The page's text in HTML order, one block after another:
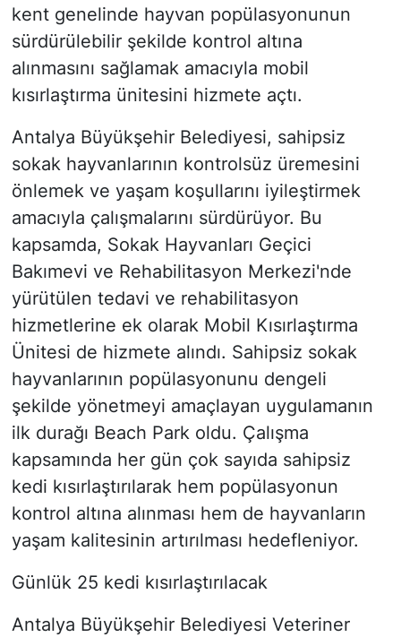
kent genelinde hayvan popülasyonunun
sürdürülebilir şekilde kontrol altına
alınmasını sağlamak amacıyla mobil
kısırlaştırma ünitesini hizmete açtı.
Antalya Büyükşehir Belediyesi, sahipsiz
sokak hayvanlarının kontrolsüz üremesini
önlemek ve yaşam koşullarını iyileştirmek
amacıyla çalışmalarını sürdürüyor. Bu
kapsamda, Sokak Hayvanları Geçici
Bakımevi ve Rehabilitasyon Merkezi'nde
yürütülen tedavi ve rehabilitasyon
hizmetlerine ek olarak Mobil Kısırlaştırma
Ünitesi de hizmete alındı. Sahipsiz sokak
hayvanlarının popülasyonunu dengeli
şekilde yönetmeyi amaçlayan uygulamanın
ilk durağı Beach Park oldu. Çalışma
kapsamında her gün çok sayıda sahipsiz
kedi kısırlaştırılarak hem popülasyonun
kontrol altına alınması hem de hayvanların
yaşam kalitesinin artırılması hedefleniyor.
Günlük 25 kedi kısırlaştırılacak
Antalya Büyükşehir Belediyesi Veteriner